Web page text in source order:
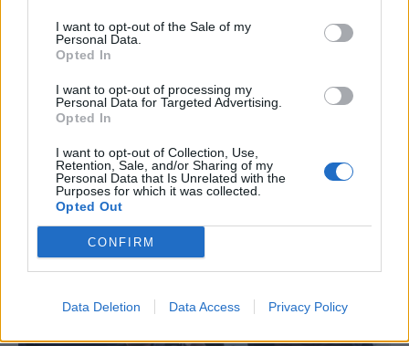
I want to opt-out of the Sale of my
Personal Data.
Opted In
I want to opt-out of processing my
Personal Data for Targeted Advertising.
Opted In
I want to opt-out of Collection, Use,
Retention, Sale, and/or Sharing of my
Personal Data that Is Unrelated with the
Purposes for which it was collected.
Opted Out
CONFIRM
Data Deletion Data Access Privacy Policy